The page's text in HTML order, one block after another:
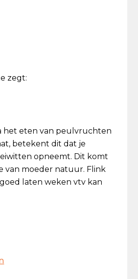
zegt:
het eten van peulvruchten
betekent dit dat je
opneemt. Dit komt
van moeder natuur. Flink
laten weken vtv kan